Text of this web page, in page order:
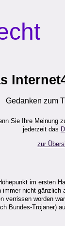
Gedanken zum
Sie Ihre Meinung
jederzeit das
zur
im ersten
nicht
verrissen worden
Bundes-Trojaner)